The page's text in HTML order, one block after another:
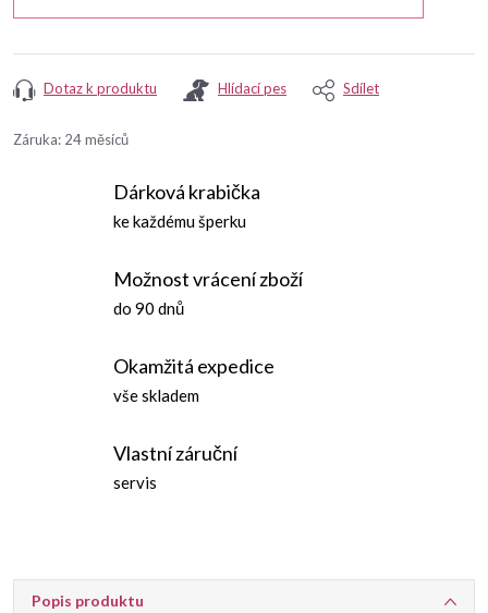
Dotaz k produktu Hlídací pes Sdílet
Záruka: 24 měsíců
Dárková krabička
ke každému šperku
Možnost vrácení zboží
do 90 dnů
Okamžitá expedice
vše skladem
Vlastní záruční
servis
Popis produktu